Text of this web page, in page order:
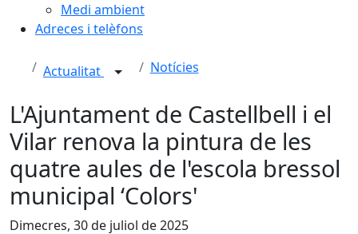
Medi ambient
Adreces i telèfons
Actualitat Notícies
L'Ajuntament de Castellbell i el
Vilar renova la pintura de les
quatre aules de l'escola bressol
municipal ‘Colors'
Dimecres, 30 de juliol de 2025